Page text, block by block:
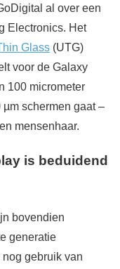
al over een
Electronics. Het
Glass (UTG)
voor de Galaxy
100 micrometer
schermen gaat –
mensenhaar.
is beduidend
bovendien
generatie
gebruik van